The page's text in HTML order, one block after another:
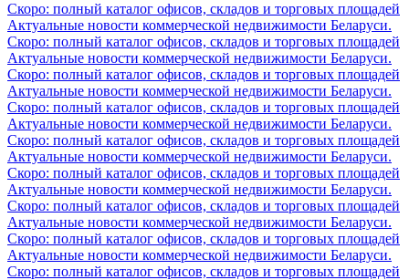
Скоро: полный каталог офисов, складов и торговых площадей
Актуальные новости коммерческой недвижимости Беларуси.
Скоро: полный каталог офисов, складов и торговых площадей
Актуальные новости коммерческой недвижимости Беларуси.
Скоро: полный каталог офисов, складов и торговых площадей
Актуальные новости коммерческой недвижимости Беларуси.
Скоро: полный каталог офисов, складов и торговых площадей
Актуальные новости коммерческой недвижимости Беларуси.
Скоро: полный каталог офисов, складов и торговых площадей
Актуальные новости коммерческой недвижимости Беларуси.
Скоро: полный каталог офисов, складов и торговых площадей
Актуальные новости коммерческой недвижимости Беларуси.
Скоро: полный каталог офисов, складов и торговых площадей
Актуальные новости коммерческой недвижимости Беларуси.
Скоро: полный каталог офисов, складов и торговых площадей
Актуальные новости коммерческой недвижимости Беларуси.
Скоро: полный каталог офисов, складов и торговых площадей